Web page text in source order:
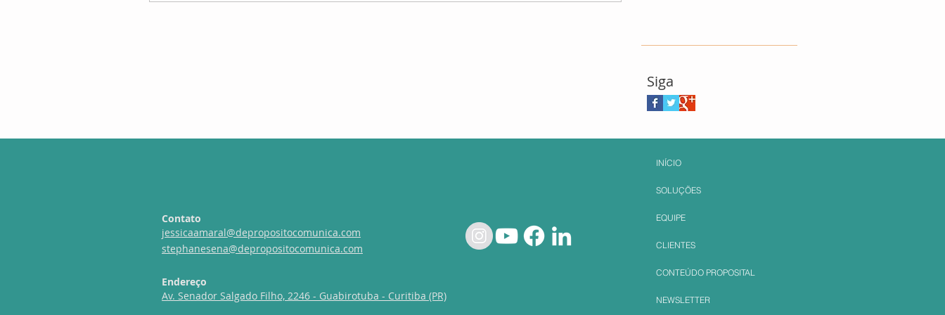
Siga
Contato
jessicaamaral@depropositocomunica.com
stephanesena@depropositocomunica.com
Endereço
Av. Senador Salgado Filho, 2246 - Guabirotuba - Curitiba (PR)
INÍCIO
SOLUÇÕES
EQUIPE
CLIENTES
CONTEÚDO PROPOSITAL
NEWSLETTER